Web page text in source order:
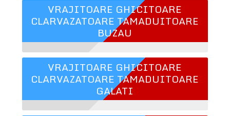
VRAJITOARE GHICITOARE
CLARVAZATOARE TAMADUITOARE
BUZAU
VRAJITOARE GHICITOARE
CLARVAZATOARE TAMADUITOARE
GALATI